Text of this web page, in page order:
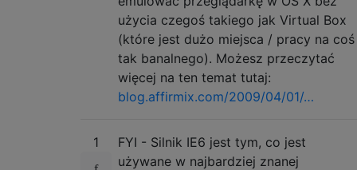
użycia czegoś takiego jak Virtual Box
(które jest dużo miejsca / pracy na coś
tak banalnego). Możesz przeczytać
więcej na ten temat tutaj:
blog.affirmix.com/2009/04/01/…
1
FYI - Silnik IE6 jest tym, co jest
używane w najbardziej znanej